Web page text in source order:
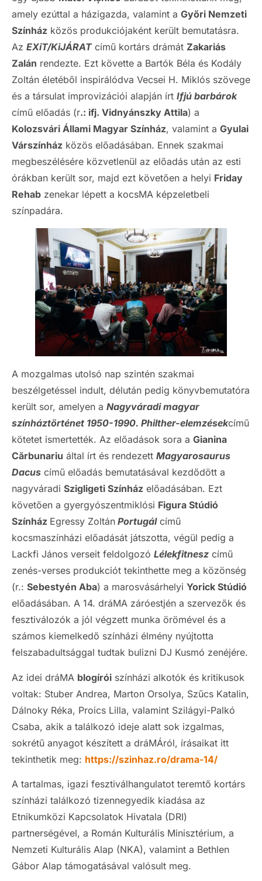
amely ezúttal a házigazda, valamint a Győri Nemzeti
Színház közös produkciójaként került bemutatásra.
Az EXiT/KiJÁRATcímű kortárs drámát Zakariás
Zalán rendezte. Ezt követte a Bartók Béla és Kodály
Zoltán életéből inspirálódva Vecsei H. Miklós szövege
és a társulat improvizációi alapján írt Ifjú barbárok
című előadás (r.: ifj. Vidnyánszky Attila) a
Kolozsvári Állami Magyar Színház, valamint a Gyulai
Várszínház közös előadásában. Ennek szakmai
megbeszélésére közvetlenül az előadás után az esti
órákban került sor, majd ezt követően a helyi Friday
Rehab zenekar lépett a kocsMA képzeletbeli
színpadára.
A mozgalmas utolsó nap szintén szakmai
beszélgetéssel indult, délután pedig könyvbemutatóra
került sor, amelyen a Nagyváradi magyar
színháztörténet 1950-1990. Philther-elemzésekcímű
kötetet ismertették. Az előadások sora a Gianina
Cărbunariu által írt és rendezett Magyarosaurus
Dacus című előadás bemutatásával kezdődött a
nagyváradi Szigligeti Színház előadásában. Ezt
követően a gyergyószentmiklósi Figura Stúdió
Színház Egressy Zoltán Portugálcímű
kocsmaszínházi előadását játszotta, végül pedig a
Lackfi János verseit feldolgozó Lélekfitnesz című
zenés-verses produkciót tekinthette meg a közönség
(r.: Sebestyén Aba) a marosvásárhelyi Yorick Stúdió
előadásában. A 14. dráMA záróestjén a szervezők és
fesztiválozók a jól végzett munka örömével és a
számos kiemelkedő színházi élmény nyújtotta
felszabadultsággal tudtak bulizni DJ Kusmó zenéjére.
Az idei dráMA blogírói színházi alkotók és kritikusok
voltak: Stuber Andrea, Marton Orsolya, Szűcs Katalin,
Dálnoky Réka, Proics Lilla, valamint Szilágyi-Palkó
Csaba, akik a találkozó ideje alatt sok izgalmas,
sokrétű anyagot készített a dráMÁról, írásaikat itt
tekinthetik meg: https://szinhaz.ro/drama-14/
A tartalmas, igazi fesztiválhangulatot teremtő kortárs
színházi találkozó tizennegyedik kiadása az
Etnikumközi Kapcsolatok Hivatala (DRI)
partnerségével, a Román Kulturális Minisztérium, a
Nemzeti Kulturális Alap (NKA), valamint a Bethlen
Gábor Alap támogatásával valósult meg.